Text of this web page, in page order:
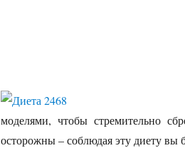
моделями, чтобы стремительно
осторожны – соблюдая эту диету вы